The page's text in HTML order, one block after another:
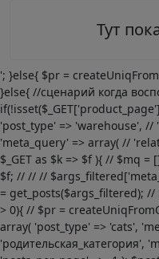
Тут
'; }else{ $pr =
}else{ //сценарий когда
'post_type' => 'warehouse', //
'meta_query' => array( //
$_GET as $k => $f ){ // $mq
$f; // // //
= get_posts($args_filtered);
> 0){ // $pr =
array( 'post_type' => 'cats',
'родительская_категория',